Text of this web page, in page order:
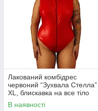
Лакований комбідрес
червоний “Зухвала Стелла”
XL, блискавка на все тіло
В наявності